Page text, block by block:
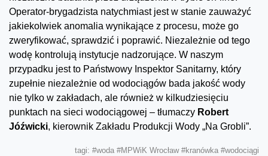
Operator-brygadzista natychmiast jest w stanie zauważyć
jakiekolwiek anomalia wynikające z procesu, może go
zweryfikować, sprawdzić i poprawić. Niezależnie od tego
wodę kontrolują instytucje nadzorujące. W naszym
przypadku jest to Państwowy Inspektor Sanitarny, który
zupełnie niezależnie od wodociągów bada jakość wody
nie tylko w zakładach, ale również w kilkudziesięciu
punktach na sieci wodociągowej – tłumaczy Robert
Jóźwicki, kierownik Zakładu Produkcji Wody „Na Grobli”.
tagi: #woda #MPWiK Wrocław #kranówka #wodociągi